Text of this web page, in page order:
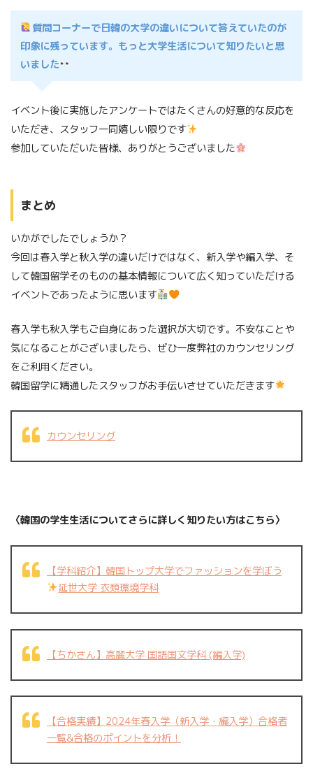
質問コーナーで日韓の大学の違いについて答えていたのが
印象に残っています。もっと大学生活について知りたいと思
いました
イベント後に実施したアンケートではたくさんの好意的な反応を
いただき、スタッフ一同嬉しい限りです
参加していただいた皆様、ありがとうございました
まとめ
いかがでしたでしょうか？
今回は春入学と秋入学の違いだけではなく、新入学や編入学、そ
して韓国留学そのものの基本情報について広く知っていただける
イベントであったように思います
春入学も秋入学もご自身にあった選択が大切です。不安なことや
気になることがございましたら、ぜひ一度弊社のカウンセリング
をご利用ください。
韓国留学に精通したスタッフがお手伝いさせていただきます
カウンセリング
〈韓国の学生生活についてさらに詳しく知りたい方はこちら〉
【学科紹介】韓国トップ大学でファッションを学ぼう
延世大学 衣類環境学科
【ちかさん】高麗大学 国語国文学科 (編入学)
【合格実績】2024年春入学（新入学・編入学）合格者
一覧&合格のポイントを分析！